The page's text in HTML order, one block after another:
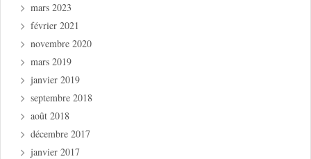
mars 2023
février 2021
novembre 2020
mars 2019
janvier 2019
septembre 2018
août 2018
décembre 2017
janvier 2017